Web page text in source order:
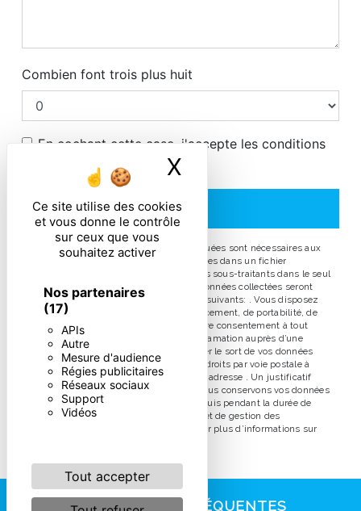
Ce site utilise des cookies
et vous donne le contrôle
sur ceux que vous
souhaitez activer
Nos partenaires
(17)
APIs
Autre
Mesure d'audience
Régies publicitaires
Réseaux sociaux
Support
Vidéos
Tout accepter
X
Combien font trois plus huit
En cochant cette case, j'accepte les conditions
particulières ci-dessous **
ENVOYER
** Les données personnelles communiquées sont nécessaires aux
fins de vous contacter et sont enregistrées dans un fichier
informatisé. Elles sont destinées à et ses sous-traitants dans le seul
but de répondre à votre message. Les données collectées seront
communiquées aux seuls destinataires suivants: . Vous disposez
de droits d’accès, de rectification, d’effacement, de portabilité, de
limitation, d’opposition, de retrait de votre consentement à tout
moment et du droit d’introduire une réclamation auprès d’une
autorité de contrôle, ainsi que d’organiser le sort de vos données
post-mortem. Vous pouvez exercer ces droits par voie postale à
l'adresse ou par courrier électronique à l'adresse . Un justificatif
d'identité pourra vous être demandé. Nous conservons vos données
pendant la période de prise de contact puis pendant la durée de
prescription légale aux fins probatoires et de gestion des
contentieux. Consultez le site cnil.fr pour plus d’informations sur
RECHERCHES FRÉQUENTES